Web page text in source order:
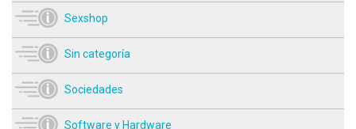
Sexshop
Sin categoría
Sociedades
Software y Hardware